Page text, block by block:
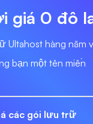
giá 0 đô
Ultahost hàng năm
bạn một tên miền
các gói lưu trữ